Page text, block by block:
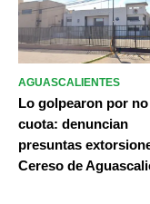
AGUASCALIENTES
Lo golpearon por
cuota: denuncian
presuntas
Cereso de